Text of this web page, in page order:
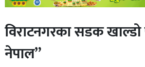
विराटनगरका सडक खाल्डाे
नेपाल”